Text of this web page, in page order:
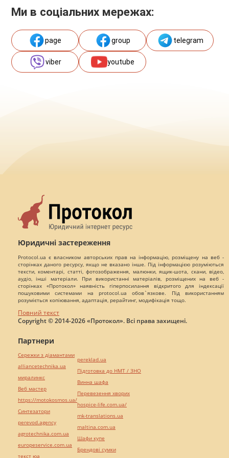
Ми в соціальних мережах:
page group telegram
viber youtube
Юридичні застереження
Protocol.ua є власником авторських прав на інформацію, розміщену на веб -
сторінках даного ресурсу, якщо не вказано інше. Під інформацією розуміються
тексти, коментарі, статті, фотозображення, малюнки, ящик-шота, скани, відео,
аудіо, інші матеріали. При використанні матеріалів, розміщених на веб -
сторінках «Протокол» наявність гіперпосилання відкритого для індексації
пошуковими системами на protocol.ua обов`язкове. Під використанням
розуміється копіювання, адаптація, рерайтинг, модифікація тощо.
Повний текст
Copyright © 2014-2026 «Протокол». Всі права захищені.
Партнери
Сережки з діамантами
alliancetechnika.ua
миралинкс
Веб мастер
https://motokosmos.ua/
Синтезатори
perevod.agency
agrotechnika.com.ua
europeservice.com.ua
текст юа
pereklad.ua
Підготовка до НМТ / ЗНО
Винна шафа
Перевезення хворих
hospice-life.com.ua/
mk-translations.ua
maltina.com.ua
Шафи купе
Брендові сумки